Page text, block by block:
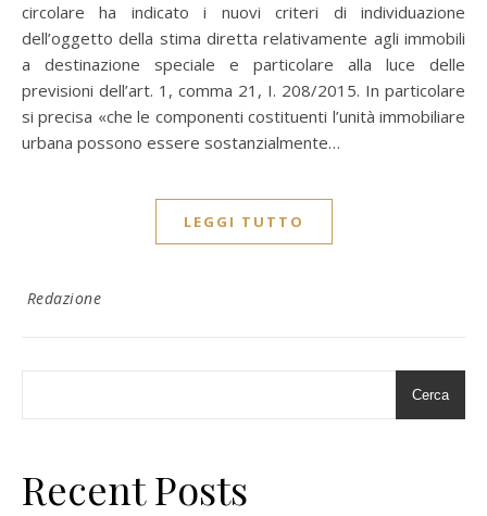
circolare ha indicato i nuovi criteri di individuazione
dell’oggetto della stima diretta relativamente agli immobili
a destinazione speciale e particolare alla luce delle
previsioni dell’art. 1, comma 21, I. 208/2015. In particolare
si precisa «che le componenti costituenti l’unità immobiliare
urbana possono essere sostanzialmente…
LEGGI TUTTO
Redazione
Cerca
Recent Posts